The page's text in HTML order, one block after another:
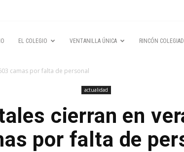
EL COLEGIO VENTANILLA ÚNICA RINCÓN
camas por falta de personal
actualidad
cierran en
por falta de